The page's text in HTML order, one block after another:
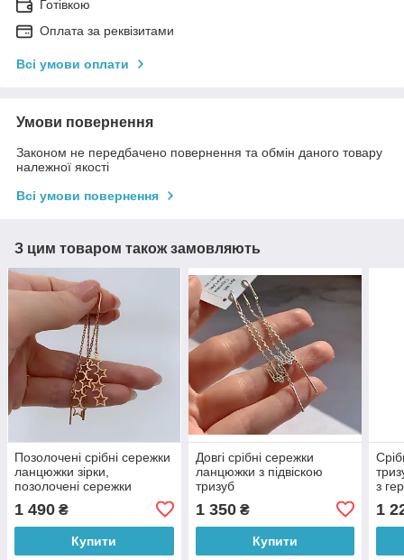
Готівкою
Оплата за реквізитами
Всі умови оплати
Умови повернення
Законом не передбачено повернення та обмін даного товару
належної якості
Всі умови повернення
З цим товаром також замовляють
Позолочені срібні сережки
ланцюжки зірки,
позолочені сережки
протяжки на дві сторони
вуха із зірками
1 490 ₴
Купити
Довгі срібні сережки
ланцюжки з підвіскою
тризуб
1 350₴
Купити
з
1